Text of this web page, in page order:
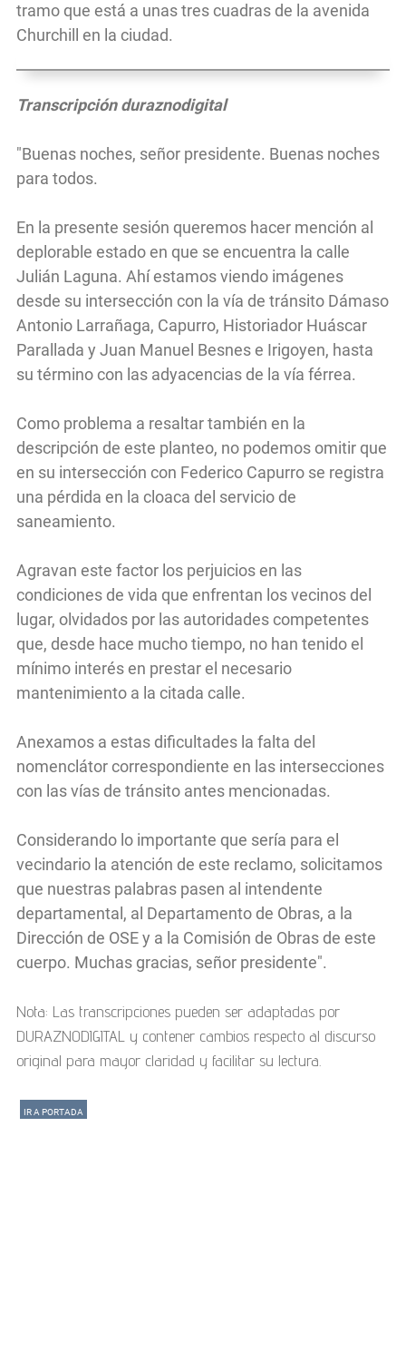
tramo que está a unas tres cuadras de la avenida
Churchill en la ciudad.
Transcripción duraznodigital
"Buenas noches, señor presidente. Buenas noches
para todos.
En la presente sesión queremos hacer mención al
deplorable estado en que se encuentra la calle
Julián Laguna. Ahí estamos viendo imágenes
desde su intersección con la vía de tránsito Dámaso
Antonio Larrañaga, Capurro, Historiador Huáscar
Parallada y Juan Manuel Besnes e Irigoyen, hasta
su término con las adyacencias de la vía férrea.
Como problema a resaltar también en la
descripción de este planteo, no podemos omitir que
en su intersección con Federico Capurro se registra
una pérdida en la cloaca del servicio de
saneamiento.
Agravan este factor los perjuicios en las
condiciones de vida que enfrentan los vecinos del
lugar, olvidados por las autoridades competentes
que, desde hace mucho tiempo, no han tenido el
mínimo interés en prestar el necesario
mantenimiento a la citada calle.
Anexamos a estas dificultades la falta del
nomenclátor correspondiente en las intersecciones
con las vías de tránsito antes mencionadas.
Considerando lo importante que sería para el
vecindario la atención de este reclamo, solicitamos
que nuestras palabras pasen al intendente
departamental, al Departamento de Obras, a la
Dirección de OSE y a la Comisión de Obras de este
cuerpo. Muchas gracias, señor presidente".
Nota: Las transcripciones pueden ser adaptadas por
DURAZNODIGITAL y contener cambios respecto al discurso
original para mayor claridad y facilitar su lectura.
IR A PORTADA